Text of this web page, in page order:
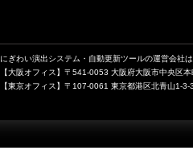
にぎわい演出システム・自動更新ツールの運営会
【大阪オフィス】〒541-0053 大阪府大阪市中央区
【東京オフィス】〒107-0061 東京都港区北青山1-